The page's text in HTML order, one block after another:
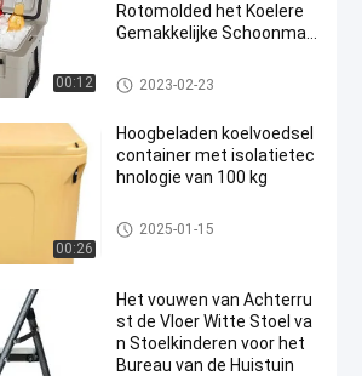
00:12
Rotomolded het Koelere
Gemakkelijke Schoonmak
Rotomolded Koelere Doos
2023-02-23
00:26
Hoogbeladen koelvoedsel
container met isolatietec
hnologie van 100 kg
geïsoleerde voedseltransportc
ontainers
2025-01-15
Het vouwen van Achterru
st de Vloer Witte Stoel va
n Stoelkinderen voor het
Bureau van de Huistuin